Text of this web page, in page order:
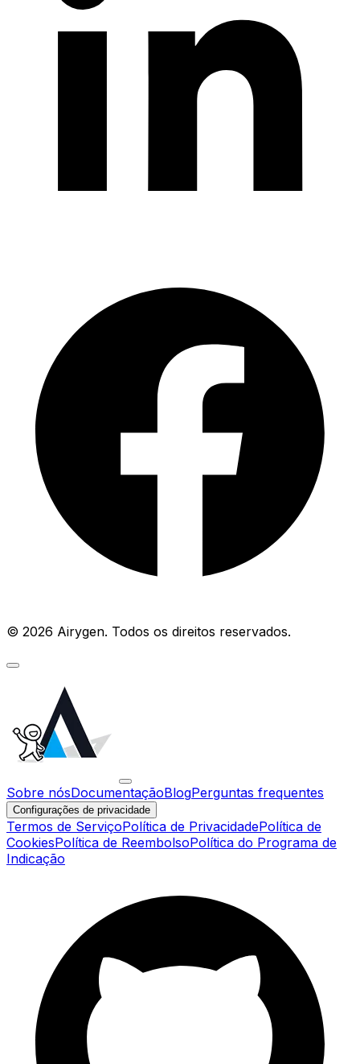
© 2026 Airygen. Todos os direitos reservados.
Sobre nósDocumentaçãoBlogPerguntas frequentes
Configurações de privacidade
Termos de ServiçoPolítica de PrivacidadePolítica de
CookiesPolítica de ReembolsoPolítica do Programa de
Indicação